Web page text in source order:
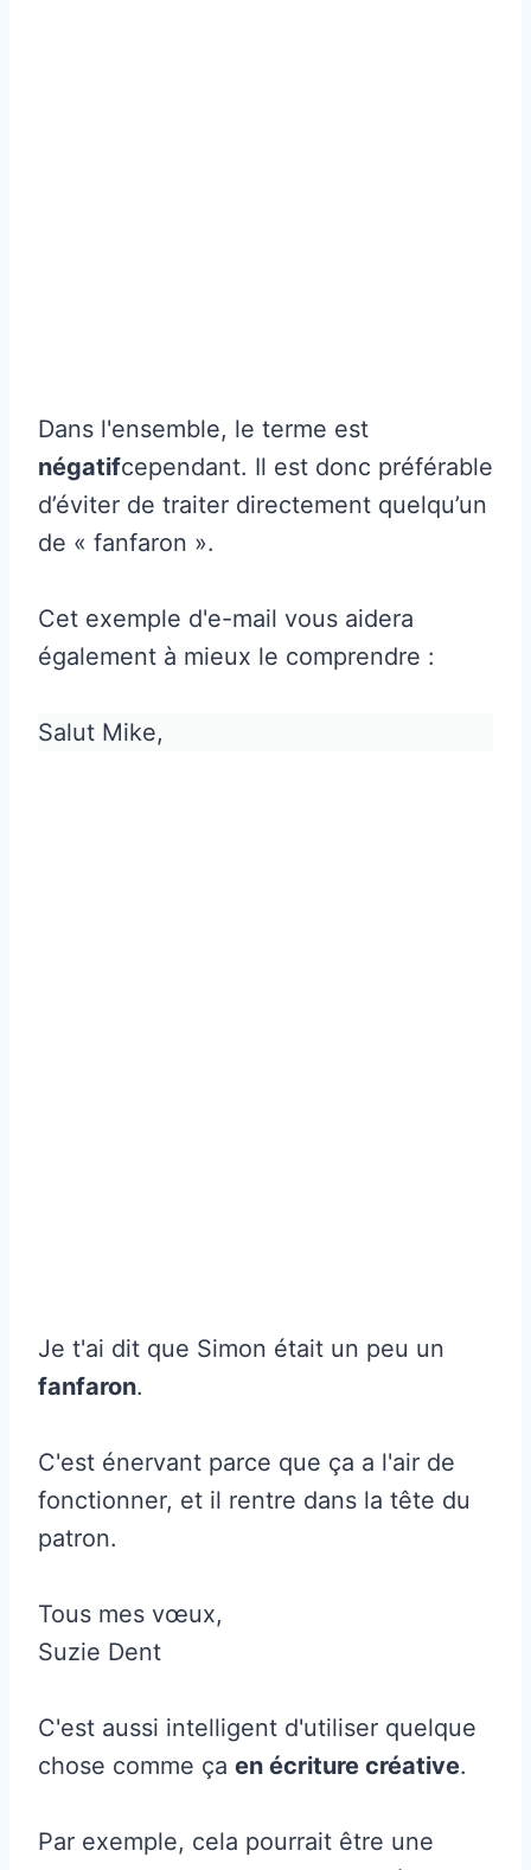
Dans l'ensemble, le terme est
négatifcependant. Il est donc préférable
d’éviter de traiter directement quelqu’un
de « fanfaron ».
Cet exemple d'e-mail vous aidera
également à mieux le comprendre :
Salut Mike,
Je t'ai dit que Simon était un peu un
fanfaron.
C'est énervant parce que ça a l'air de
fonctionner, et il rentre dans la tête du
patron.
Tous mes vœux,
Suzie Dent
C'est aussi intelligent d'utiliser quelque
chose comme ça en écriture créative.
Par exemple, cela pourrait être une